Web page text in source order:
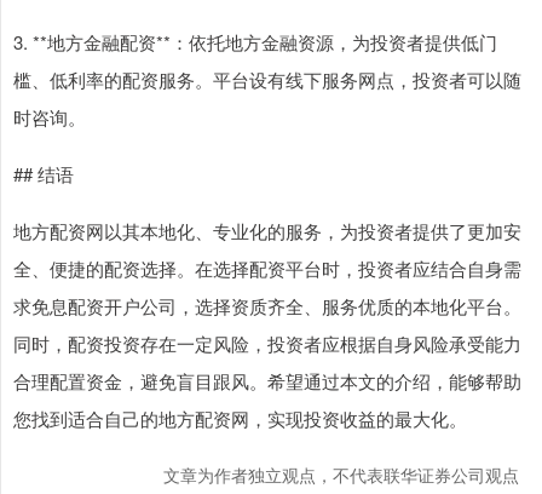
3. **地方金融配资**：依托地方金融资源，为投资者提供低门
槛、低利率的配资服务。平台设有线下服务网点，投资者可以随
时咨询。
## 结语
地方配资网以其本地化、专业化的服务，为投资者提供了更加安
全、便捷的配资选择。在选择配资平台时，投资者应结合自身需
求免息配资开户公司，选择资质齐全、服务优质的本地化平台。
同时，配资投资存在一定风险，投资者应根据自身风险承受能力
合理配置资金，避免盲目跟风。希望通过本文的介绍，能够帮助
您找到适合自己的地方配资网，实现投资收益的最大化。
文章为作者独立观点，不代表联华证券公司观点